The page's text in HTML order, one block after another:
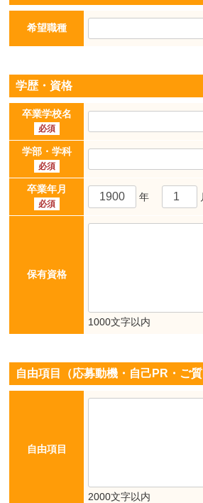
希望職種
学歴・資格
卒業学校名
必須
学部・学科
必須
卒業年月
必須
年
保有資格
1000文字以内
自由項目（応募動機・自己PR・ご質
自由項目
2000文字以内